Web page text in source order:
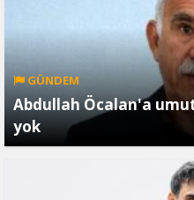
GÜNDEM
Abdullah Öcalan'a
yok